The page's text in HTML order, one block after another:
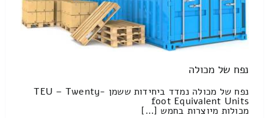
נפח של מכולה
נפח של מכולה נמדד ביחידות ששמן TEU – Twenty-
foot Equivalent Units
מכולות מיוצרות בחמש […]